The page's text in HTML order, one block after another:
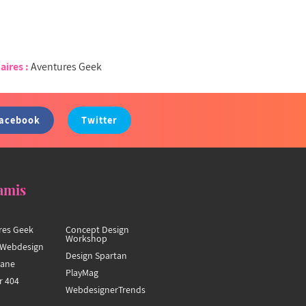
:Aventures Geek
Twitter
Geek
404
Concept Design
Workshop
Design Spartan
PlayMag
WebdesignerTrends